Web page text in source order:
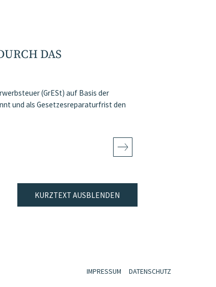
DAS
(GrESt) auf Basis der
und als Gesetzesreparaturfrist den
KURZTEXT AUSBLENDEN
IMPRESSUM DATENSCHUTZ